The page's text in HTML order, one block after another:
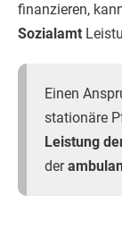
finanzieren,
Sozialamt
Einen
stationäre
Leistung
der